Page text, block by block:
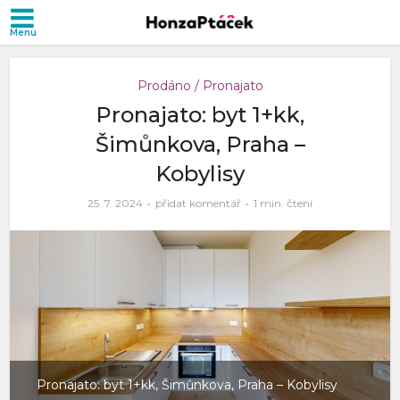
Prodáno / Pronajato
Pronajato: byt 1+kk,
Šimůnkova, Praha –
Kobylisy
25. 7. 2024 přidat komentář 1 min. čtení
Pronajato: byt 1+kk, Šimůnkova, Praha – Kobylisy